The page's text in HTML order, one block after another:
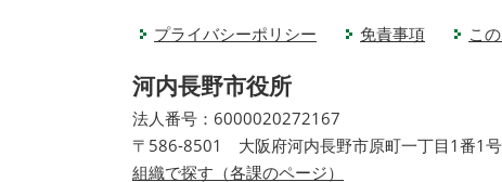
プライバシーポリシー 免責事項 こ
河内長野市役所
法人番号：6000020272167
〒586-8501 大阪府河内長野市原町一丁目1番1号
組織で探す（各課のページ）